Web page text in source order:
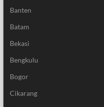
Banten
Batam
Bekasi
Bengkulu
Bogor
Cikarang